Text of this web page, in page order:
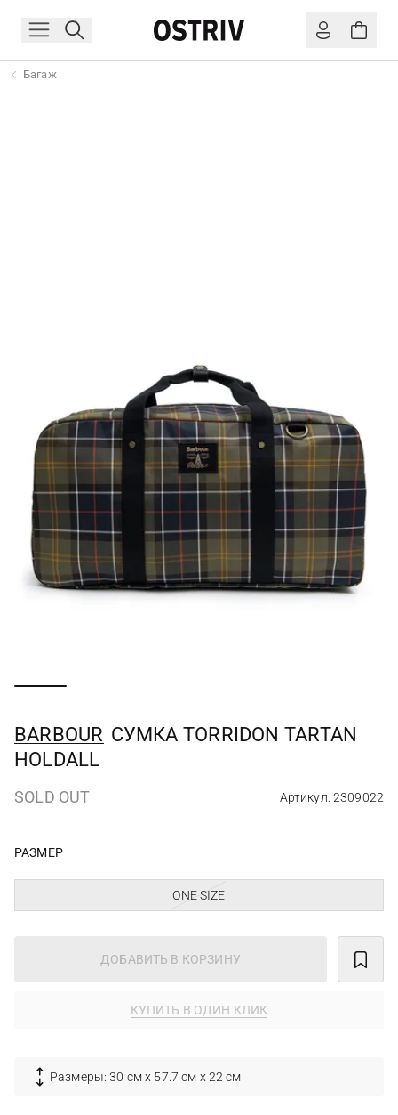
Багаж
BARBOUR СУМКА TORRIDON TARTAN
HOLDALL
SOLD OUT Артикул: 2309022
РАЗМЕР
ONE SIZE
ДОБАВИТЬ В КОРЗИНУ
КУПИТЬ В ОДИН КЛИК
Размеры: 30 см х 57.7 см х 22 см